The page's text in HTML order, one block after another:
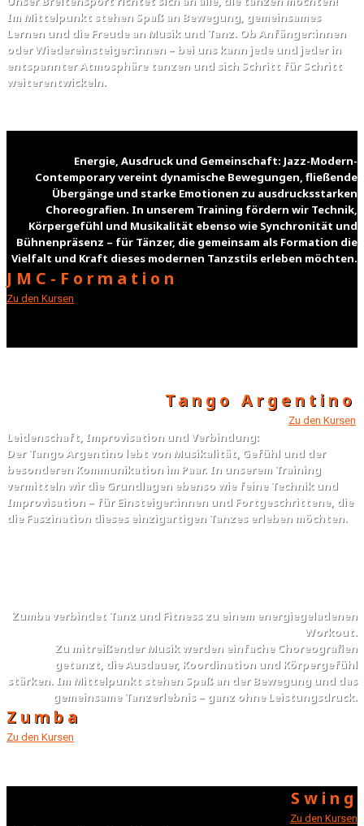
Im Mittelpunkt stehen Spaß an Bewegung, gemeinsames
Lernen und die Freude an Musik und Tanz. Ob Anfänger:innen
oder Wiedereinsteiger:innen – bei uns kann jede und jeder in
entspannter Atmosphäre tanzen und sich Schritt für Schritt
weiterentwickeln.
Energie, Ausdruck und Gemeinschaft: Jazz-Modern-
Contemporary vereint dynamische Bewegungen, fließende
Übergänge und starke Emotionen zu ausdrucksstarken
Choreografien. In unserem Training fördern wir Technik,
Körpergefühl und Musikalität ebenso wie Synchronität und
Bühnenpräsenz – für Tänzer, die gemeinsam als Formation die
Vielfalt und Kraft dieses modernen Tanzstils erleben möchten.
JMC-Formation
Zu den Kursen
Tango Argentino
Zu den Kursen
Leidenschaft, Improvisation und Verbindung:
Der Tango Argentino lebt von Musikalität, Gefühl und der
besonderen Kommunikation im Paar. In unserem Training
vermitteln wir die Grundlagen ebenso wie feine Technik und
Improvisation – für Einsteiger:innen und Fortgeschrittene, die
die Faszination dieses einzigartigen Tanzes erleben möchten.
Zumba verbindet Tanz und Fitness zu einem energiegeladenen
Workout.
Zu mitreißender Musik werden einfache Choreografien
getanzt, die Ausdauer, Koordination und Körpergefühl
stärken. Im Mittelpunkt stehen Spaß an der Bewegung und das
gemeinsame Tanzerlebnis – ganz ohne Leistungsdruck.
Zumba
Zu den Kursen
Swing
Zu den Kursen